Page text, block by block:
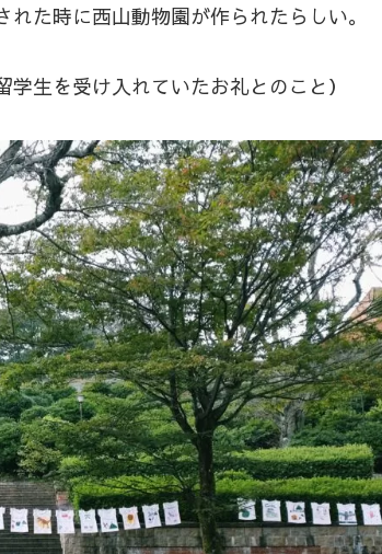
た時に西山動物園が作られたらしい。
生を受け入れていたお礼とのこと）